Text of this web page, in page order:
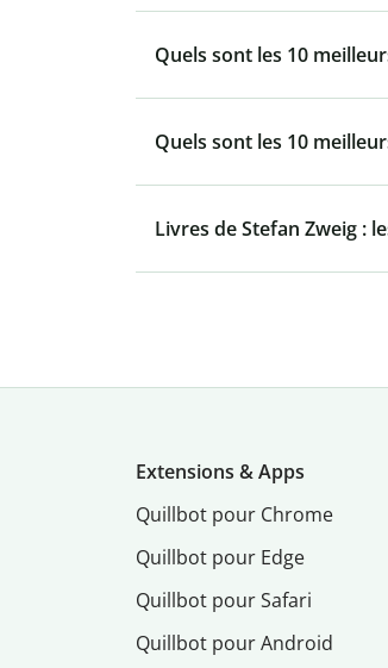
Quels sont les 10
Quels sont les 10
Livres de Stefan Zweig :
Extensions & Apps
Quillbot pour Chrome
Quillbot pour Edge
Quillbot pour Safari
Quillbot pour Android